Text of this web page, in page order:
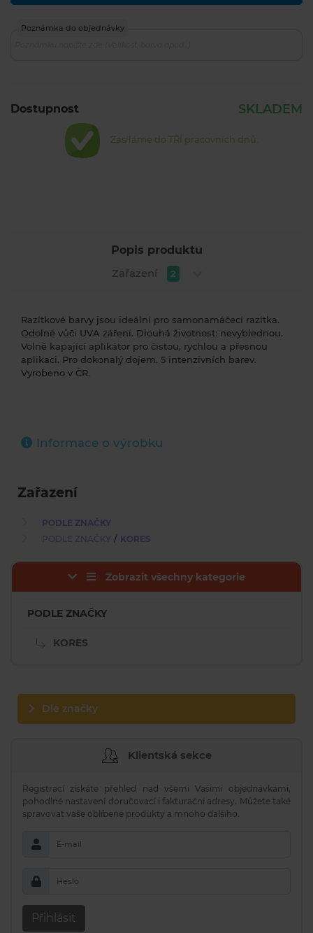
Poznámka do objednávky
Dostupnost SKLADEM
Zasíláme do TŘÍ pracovních dnů.
Popis produktu
Zařazení
2
Razítkové barvy jsou ideální pro samonamáčecí razítka.
Odolné vůči UVA záření. Dlouhá životnost: nevyblednou.
Volně kapající aplikátor pro čistou, rychlou a přesnou
aplikaci. Pro dokonalý dojem. 5 intenzivních barev.
Vyrobeno v ČR.
Informace o výrobku
Zařazení
PODLE ZNAČKY
PODLE ZNAČKY / KORES
Zobrazit všechny kategorie
PODLE ZNAČKY
KORES
Dle značky
Klientská sekce
Registrací získáte přehled nad všemi Vašimi objednávkami,
pohodlné nastavení doručovací i fakturační adresy. Můžete také
spravovat vaše oblíbené produkty a mnoho dalšího.
E-mail
Heslo
Přihlásit